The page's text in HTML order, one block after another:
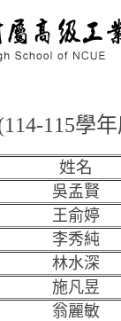
115學
姓名
吳孟賢
王俞婷
李秀純
林水深
施凡昱
翁麗敏